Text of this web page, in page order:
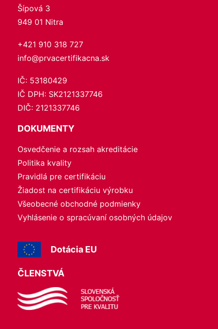
Šípová 3
949 01 Nitra
+421 910 318 727
info@prvacertifikacna.sk
IČ: 53180429
IČ DPH: SK2121337746
DIČ: 2121337746
DOKUMENTY
Osvedčenie a rozsah akreditácie
Politika kvality
Pravidlá pre certifikáciu
Žiadost na certifikáciu výrobku
Všeobecné obchodné podmienky
Vyhlásenie o spracúvaní osobných údajov
Dotácia EU
ČLENSTVÁ